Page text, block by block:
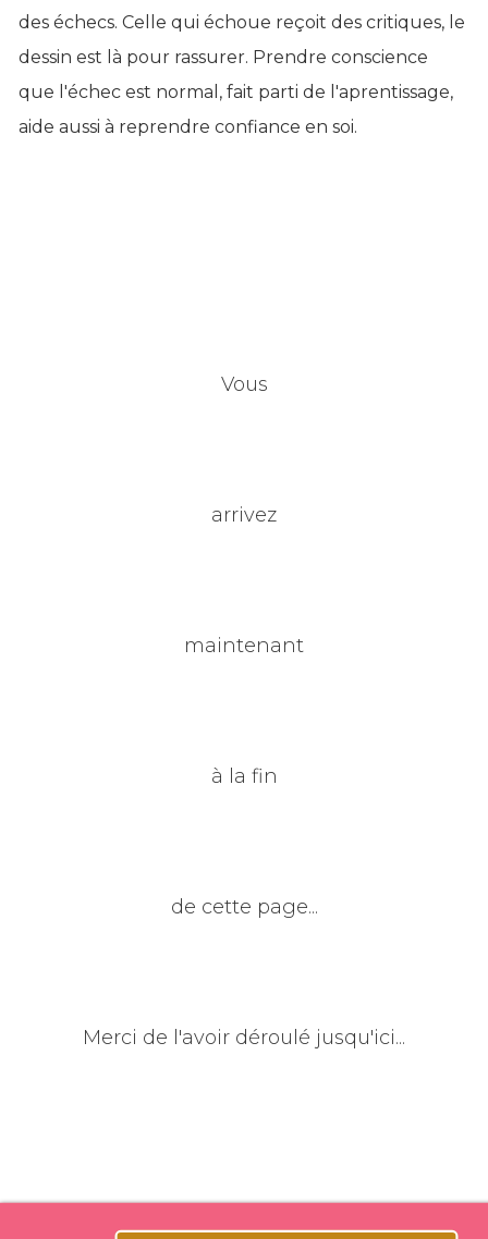
des échecs. Celle qui échoue reçoit des critiques, le
dessin est là pour rassurer. Prendre conscience
que l'échec est normal, fait parti de l'aprentissage,
aide aussi à reprendre confiance en soi.
Vous
arrivez
maintenant
à la fin
de cette page...
Merci de l'avoir déroulé jusqu'ici...